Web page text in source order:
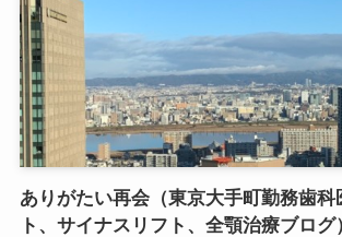
ありがたい再会（東京大手町勤務歯科
ト、サイナスリフト、全顎治療ブログ